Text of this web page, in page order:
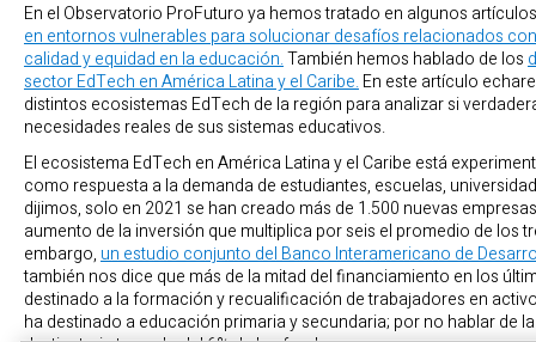
En el Observatorio ProFuturo ya hemos tratado en algunos
en entornos vulnerables para solucionar desafíos relacionados
calidad y equidad en la educación.También hemos hablado de los
sector EdTech en América Latina y el Caribe.En este artículo
distintos ecosistemas EdTech de la región para analizar si
necesidades reales de sus sistemas educativos.
El ecosistema EdTech en América Latina y el Caribe está
como respuesta a la demanda de estudiantes, escuelas,
dijimos, solo en 2021 se han creado más de 1.500 nuevas
aumento de la inversión que multiplica por seis el promedio de los
embargo,un estudio conjunto del Banco Interamericano de
también nos dice que más de la mitad del financiamiento en los
destinado a la formación y recualificación de trabajadores en
ha destinado a educación primaria y secundaria; por no hablar de